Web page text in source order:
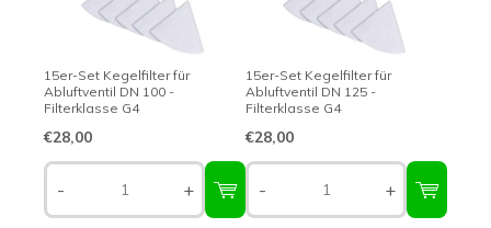
15er-Set Kegelfilter für
Abluftventil DN 100 -
Filterklasse G4
€28,00
- +
15er-Set Kegelfilter für
Abluftventil DN 125 -
Filterklasse G4
€28,00
- +